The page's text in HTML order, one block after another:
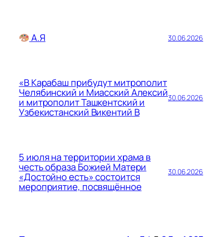
А.Я 30.06.2026
«В Карабаш прибудут митрополит
Челябинский и Миасский Алексий
и митрополит Ташкентский и
Узбекистанский Викентий В
30.06.2026
5 июля на территории храма в
честь образа Божией Матери
«Достойно есть» состоится
мероприятие, посвящённое
30.06.2026